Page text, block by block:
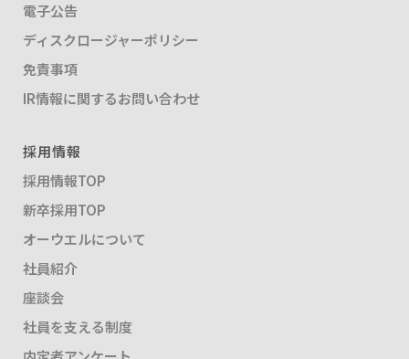
電子公告
ディスクロージャーポリシー
免責事項
IR情報に関するお問い合わせ
採用情報
採用情報TOP
新卒採用TOP
オーウエルについて
社員紹介
座談会
社員を支える制度